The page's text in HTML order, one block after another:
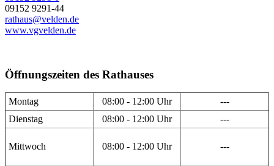
09152 9291-44
rathaus@velden.de
www.vgvelden.de
Öffnungszeiten des Rathauses
Montag 08:00 - 12:00 Uhr
---
Dienstag
08:00 - 12:00 Uhr ---
Mittwoch 08:00 - 12:00 Uhr ---